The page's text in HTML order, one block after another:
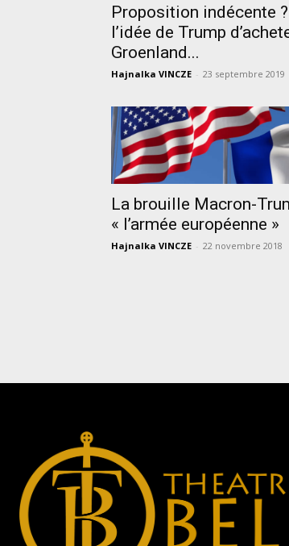
Proposition indécente
l’idée de Trump
Groenland...
Hajnalka VINCZE - 23 septembre 2019
La brouille Macron-
« l’armée européenne »
Hajnalka VINCZE - 22 novembre 2018